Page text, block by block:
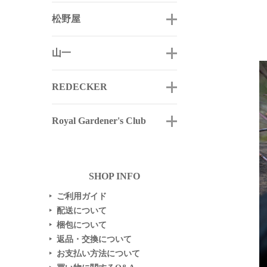
松野屋
山一
REDECKER
Royal Gardener's Club
SHOP INFO
▶ ご利用ガイド
▶ 配送について
▶ 梱包について
▶ 返品・交換について
▶ お支払い方法について